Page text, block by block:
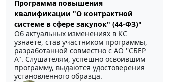
Программа повышения
квалификации "О контрактной
системе в сфере закупок" (44-ФЗ)"
Об актуальных изменениях в КС
узнаете, став участником программы,
разработанной совместно с АО ''СБЕР
А". Слушателям, успешно освоившим
программу, выдаются удостоверения
установленного образца.